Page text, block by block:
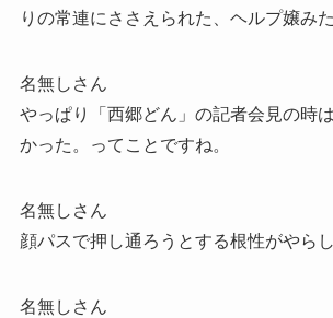
りの常連にささえられた、ヘルプ嬢み
名無しさん
やっぱり「西郷どん」の記者会見の時
かった。ってことですね。
名無しさん
顔パスで押し通ろうとする根性がやらし
名無しさん